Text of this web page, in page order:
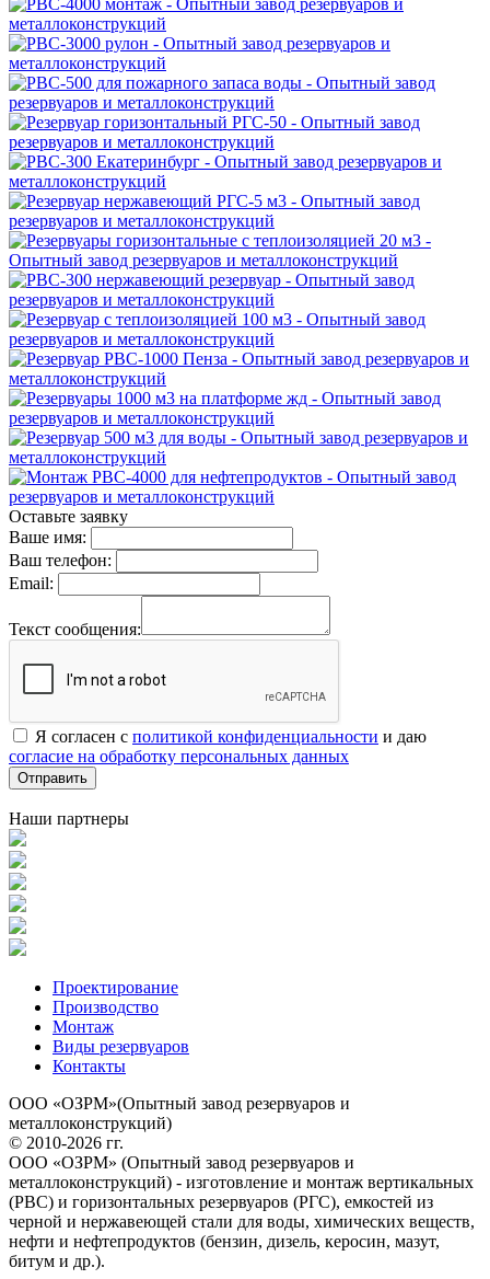
Оставьте заявку
Ваше имя:
Ваш телефон:
Email:
Текст сообщения:
Я согласен с политикой конфиденциальности и даю
согласие на обработку персональных данных
Наши партнеры
Проектирование
Производство
Монтаж
Виды резервуаров
Контакты
ООО «ОЗРМ»(Опытный завод резервуаров и
металлоконструкций)
© 2010-2026 гг.
ООО «ОЗРМ» (Опытный завод резервуаров и
металлоконструкций) - изготовление и монтаж вертикальных
(РВС) и горизонтальных резервуаров (РГС), емкостей из
черной и нержавеющей стали для воды, химических веществ,
нефти и нефтепродуктов (бензин, дизель, керосин, мазут,
битум и др.).